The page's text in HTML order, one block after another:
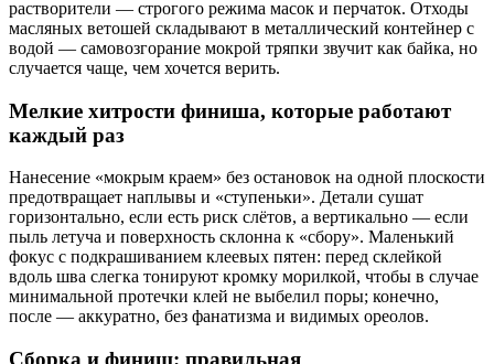
растворители — строгого режима масок и перчаток. Отходы
масляных ветошей складывают в металлический контейнер с
водой — самовозгорание мокрой тряпки звучит как байка, но
случается чаще, чем хочется верить.
Мелкие хитрости финиша, которые работают
каждый раз
Нанесение «мокрым краем» без остановок на одной плоскости
предотвращает наплывы и «ступеньки». Детали сушат
горизонтально, если есть риск слётов, а вертикально — если
пыль летуча и поверхность склонна к «сбору». Маленький
фокус с подкрашиванием клеевых пятен: перед склейкой
вдоль шва слегка тонируют кромку морилкой, чтобы в случае
минимальной протечки клей не выбелил поры; конечно,
после — аккуратно, без фанатизма и видимых ореолов.
Сборка и финиш: правильная